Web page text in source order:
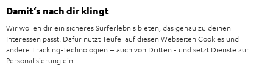
t
e
r
a
Damit‘s nach dir klingt
Wir wollen dir ein sicheres Surferlebnis bieten, das genau zu deinen
Interessen passt. Dafür nutzt Teufel auf diesen Webseiten Cookies und
andere Tracking-Technologien – auch von Dritten - und setzt Dienste zur
Personalisierung ein.